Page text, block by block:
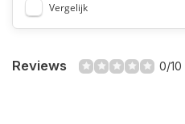
Vergelijk
Reviews 0/10